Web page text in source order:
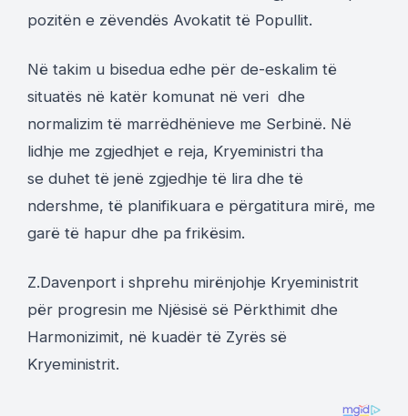
pozitën e zëvendës Avokatit të Popullit.
Në takim u bisedua edhe për de-eskalim të
situatës në katër komunat në veri dhe
normalizim të marrëdhënieve me Serbinë. Në
lidhje me zgjedhjet e reja, Kryeministri tha
se duhet të jenë zgjedhje të lira dhe të
ndershme, të planifikuara e përgatitura mirë, me
garë të hapur dhe pa frikësim.
Z.Davenport i shprehu mirënjohje Kryeministrit
për progresin me Njësisë së Përkthimit dhe
Harmonizimit, në kuadër të Zyrës së
Kryeministrit.